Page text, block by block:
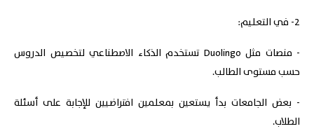
2- في التعليم:
- منصات مثل Duolingo تستخدم الذكاء الاصطناعي لتخصيص الدروس
حسب مستوى الطالب.
- بعض الجامعات بدأ يستعين بمعلمين افتراضيين للإجابة على أسئلة
الطلاب.